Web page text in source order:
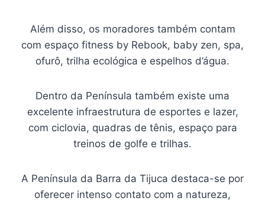
Além disso, os moradores também contam
com espaço fitness by Rebook, baby zen, spa,
ofurô, trilha ecológica e espelhos d’água.
Dentro da Península também existe uma
excelente infraestrutura de esportes e lazer,
com ciclovia, quadras de tênis, espaço para
treinos de golfe e trilhas.
A Península da Barra da Tijuca destaca-se por
oferecer intenso contato com a natureza,